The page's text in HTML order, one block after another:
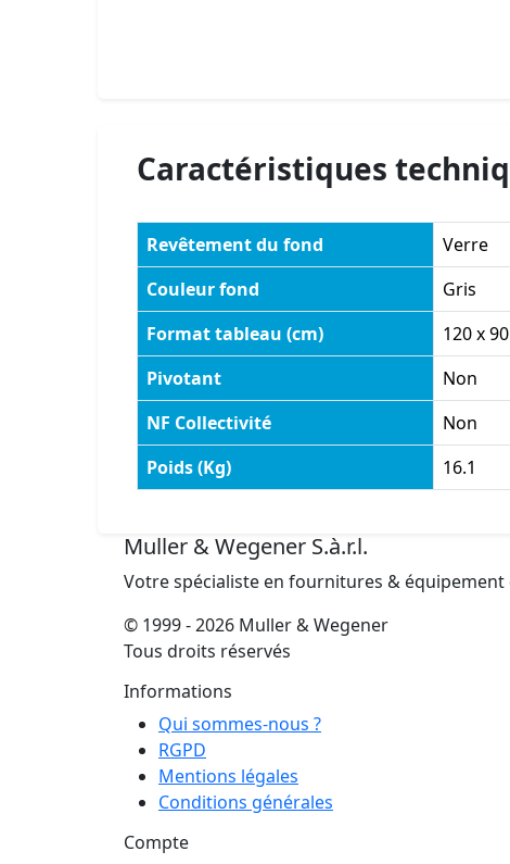
Caractéristiques
Revêtement du fond Verre
Couleur fond
Gris
Format tableau (cm)
120 x 90
Pivotant
Non
NF Collectivité
Non
Poids (Kg)
16.1
Muller & Wegener S.à.r.l.
Votre spécialiste en fournitures & équipement
© 1999 - 2026 Muller & Wegener
Tous droits réservés
Informations
Qui sommes-nous ?
RGPD
Mentions légales
Conditions générales
Compte